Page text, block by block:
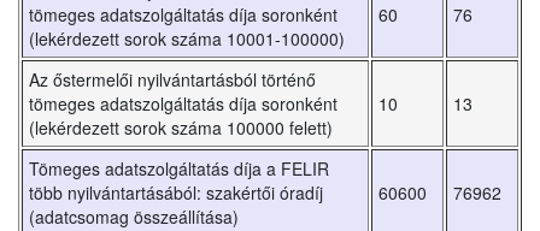
tömeges adatszolgáltatás díja soronként
(lekérdezett sorok száma 10001-100000)
60 76
Az őstermelői nyilvántartásból történő
tömeges adatszolgáltatás díja soronként
(lekérdezett sorok száma 100000 felett)
10 13
Tömeges adatszolgáltatás díja a FELIR
több nyilvántartásából: szakértői óradíj
(adatcsomag összeállítása)
60600 76962